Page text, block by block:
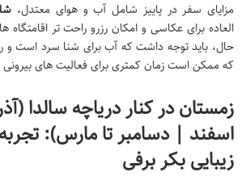
مزایای سفر در پاییز شامل آب و هوای معتدل،
العاده برای عکاسی و امکان رزرو راحت تر
حال، باید توجه داشت که آب برای شنا سرد است و
که ممکن است زمان کمتری برای فعالیت های بیرونی
زمستان در کنار دریاچه سالدا
اسفند | دسامبر تا مارس):
زیبایی بکر برفی